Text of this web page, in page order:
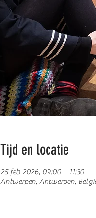
Tijd en locatie
25 feb 2026, 09:00 – 11:30
Antwerpen, Antwerpen,